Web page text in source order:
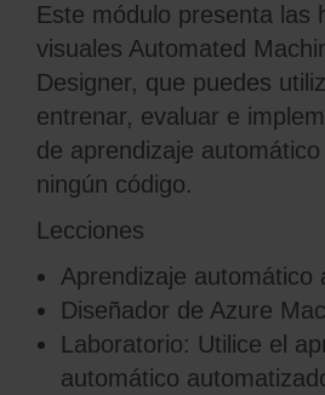
Este módulo presenta las
visuales Automated
Designer, que puedes
entrenar, evaluar e
de aprendizaje
ningún código.
Lecciones
Aprendizaje automático
Diseñador de Azure
Laboratorio: Utilice el
automático